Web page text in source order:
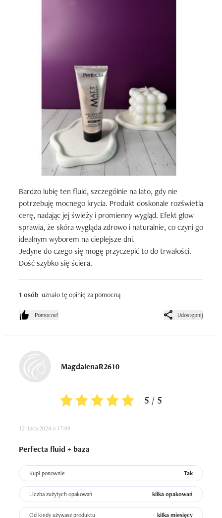
Bardzo lubię ten fluid, szczególnie na lato, gdy nie
potrzebuję mocnego krycia. Produkt doskonale rozświetla
cerę, nadając jej świeży i promienny wygląd. Efekt glow
sprawia, że skóra wygląda zdrowo i naturalnie, co czyni go
idealnym wyborem na cieplejsze dni.
Jedyne do czego się mogę przyczepić to do trwałości.
Dość szybko się ściera.
1 osób uznało tę opinię za pomocną
Pomocne! Udostępnij
MagdalenaR2610
5 / 5
12 lipca 2024 o 17:09
Perfecta fluid + baza
Kupi ponownie Tak
Liczba zużytych opakowań kilka opakowań
Od kiedy używasz produktu kilka miesięcy